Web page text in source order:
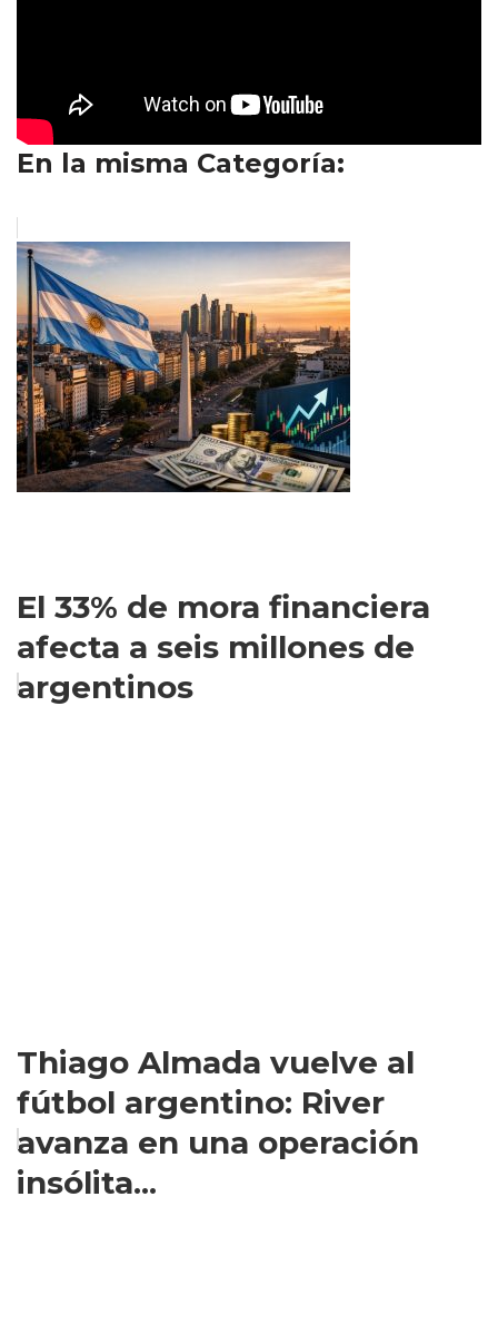
En la misma Categoría:
El 33% de mora financiera
afecta a seis millones de
argentinos
Thiago Almada vuelve al
fútbol argentino: River
avanza en una operación
insólita...